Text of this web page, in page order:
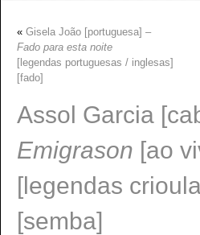
« Gisela João [portuguesa] –
Fado para esta noite
[legendas portuguesas / inglesas]
[fado]
Assol Garcia
Emigrason [ao
[legendas
[semba]